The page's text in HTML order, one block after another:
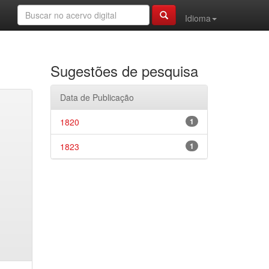
Idioma
Sugestões de pesquisa
Data de Publicação
1
1820
1
1823